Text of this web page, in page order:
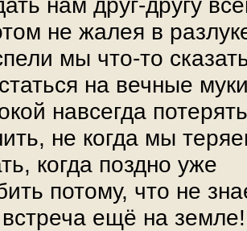
не жалея в
мы что-то
на вечные
навсегда потерять
не когда мы
когда поздно уже
потому, что не
ещё на земле!